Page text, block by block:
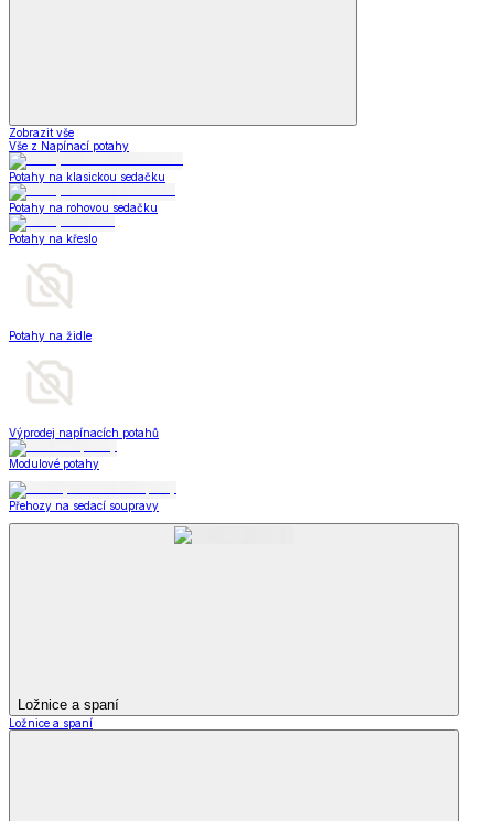
Zobrazit vše
Vše z Napínací potahy
Potahy na klasickou sedačku
Potahy na rohovou sedačku
Potahy na křeslo
Potahy na židle
Výprodej napínacích potahů
Modulové potahy
Přehozy na sedací soupravy
Ložnice a spaní
Ložnice a spaní